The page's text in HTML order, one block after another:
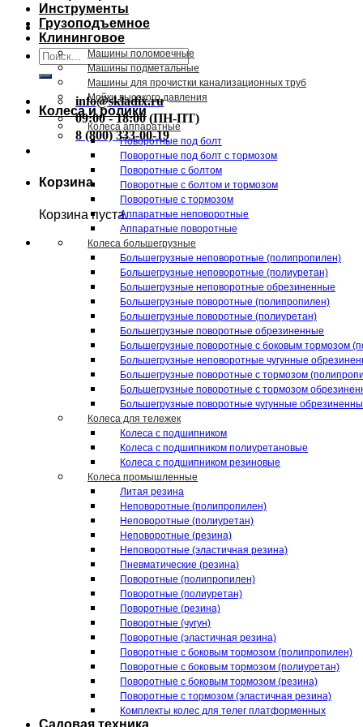
Искать:
info@skladix.ru
09:00 - 18:00 (ПН-ПТ)
8 (800) 333-00-19
Корзина
Корзина пуста.
Инструменты
Грузоподъемное
Клининговое
Машины поломоечные
Машины подметальные
Машины для прочистки канализационных труб
Мойки высокого давления
Колеса и ролики
Колеса аппаратные
Поворотные под болт
Поворотные под болт с тормозом
Поворотные с болтом
Поворотные с болтом и тормозом
Поворотные с тормозом
Аппаратные неповоротные
Аппаратные поворотные
Колеса большегрузные
Большегрузные неповоротные (полипропилен)
Большегрузные неповоротные (полиуретан)
Большегрузные неповоротные обрезиненные
Большегрузные поворотные (полипропилен)
Большегрузные поворотные (полиуретан)
Большегрузные поворотные обрезиненные
Большегрузные поворотные с боковым тормозом
Большегрузные неповоротные чугунные
Большегрузные поворотные с тормозом
Большегрузные поворотные с тормозом
Большегрузные поворотные чугунные
Колеса для тележек
Колеса с подшипником
Колеса с подшипником полиуретановые
Колеса с подшипником резиновые
Колеса промышленные
Литая резина
Неповоротные (полипропилен)
Неповоротные (полиуретан)
Неповоротные (резина)
Неповоротные (эластичная резина)
Пневматические (резина)
Поворотные (полипропилен)
Поворотные (полиуретан)
Поворотные (резина)
Поворотные (чугун)
Поворотные (эластичная резина)
Поворотные c боковым тормозом (полипропилен)
Поворотные c боковым тормозом (полиуретан)
Поворотные c боковым тормозом (резина)
Поворотные c тормозом (эластичная резина)
Комплекты колес для телег платформенных
Садовая техника